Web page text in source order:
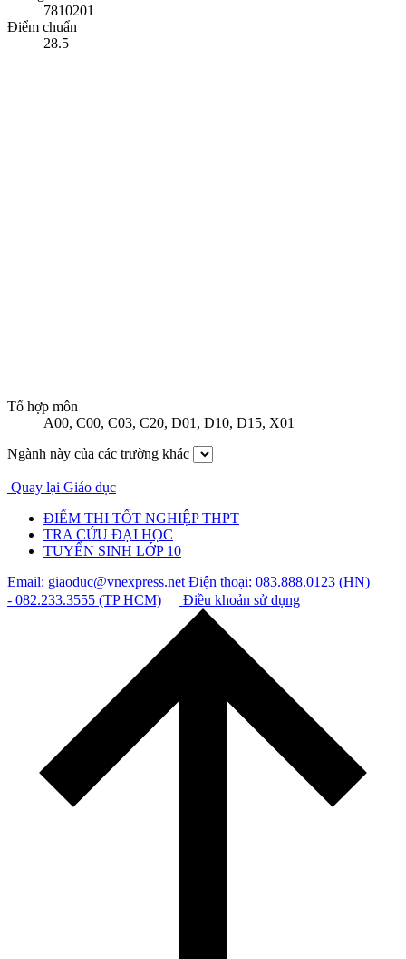
7810201
Điểm chuẩn
28.5
Tổ hợp môn
A00, C00, C03, C20, D01, D10, D15, X01
Ngành này của các trường khác
Quay lại Giáo dục
ĐIỂM THI TỐT NGHIỆP THPT
TRA CỨU ĐẠI HỌC
TUYỂN SINH LỚP 10
Email: giaoduc@vnexpress.netĐiện thoại: 083.888.0123 (HN)
- 082.233.3555 (TP HCM)
Điều khoản sử dụng